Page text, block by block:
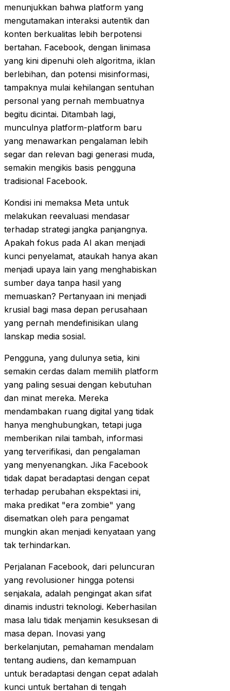
menunjukkan bahwa platform yang
mengutamakan interaksi autentik dan
konten berkualitas lebih berpotensi
bertahan. Facebook, dengan linimasa
yang kini dipenuhi oleh algoritma, iklan
berlebihan, dan potensi misinformasi,
tampaknya mulai kehilangan sentuhan
personal yang pernah membuatnya
begitu dicintai. Ditambah lagi,
munculnya platform-platform baru
yang menawarkan pengalaman lebih
segar dan relevan bagi generasi muda,
semakin mengikis basis pengguna
tradisional Facebook.
Kondisi ini memaksa Meta untuk
melakukan reevaluasi mendasar
terhadap strategi jangka panjangnya.
Apakah fokus pada AI akan menjadi
kunci penyelamat, ataukah hanya akan
menjadi upaya lain yang menghabiskan
sumber daya tanpa hasil yang
memuaskan? Pertanyaan ini menjadi
krusial bagi masa depan perusahaan
yang pernah mendefinisikan ulang
lanskap media sosial.
Pengguna, yang dulunya setia, kini
semakin cerdas dalam memilih platform
yang paling sesuai dengan kebutuhan
dan minat mereka. Mereka
mendambakan ruang digital yang tidak
hanya menghubungkan, tetapi juga
memberikan nilai tambah, informasi
yang terverifikasi, dan pengalaman
yang menyenangkan. Jika Facebook
tidak dapat beradaptasi dengan cepat
terhadap perubahan ekspektasi ini,
maka predikat "era zombie" yang
disematkan oleh para pengamat
mungkin akan menjadi kenyataan yang
tak terhindarkan.
Perjalanan Facebook, dari peluncuran
yang revolusioner hingga potensi
senjakala, adalah pengingat akan sifat
dinamis industri teknologi. Keberhasilan
masa lalu tidak menjamin kesuksesan di
masa depan. Inovasi yang
berkelanjutan, pemahaman mendalam
tentang audiens, dan kemampuan
untuk beradaptasi dengan cepat adalah
kunci untuk bertahan di tengah